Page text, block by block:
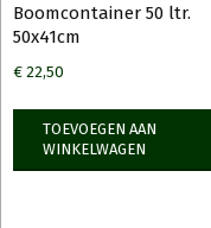
Boomcontainer 50 ltr.
50x41cm
€ 22,50
TOEVOEGEN AAN
WINKELWAGEN